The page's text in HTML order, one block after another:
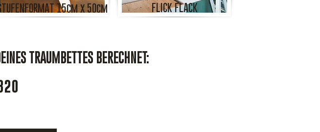
15cm x 50cm FLICK FLACK
TRAUMBETTES BERECHNET: